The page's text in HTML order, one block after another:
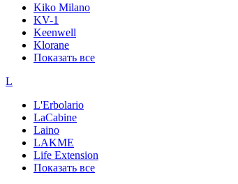
Kiko Milano
KV-1
Keenwell
Klorane
Показать все
L
L'Erbolario
LaCabine
Laino
LAKME
Life Extension
Показать все